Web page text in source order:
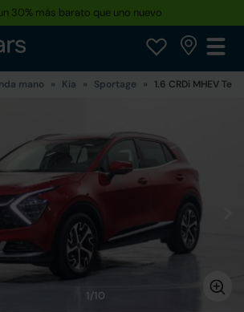
30% más barato que uno nuevo
mano Kia Sportage 1.6 CRDi MHEV
1/10